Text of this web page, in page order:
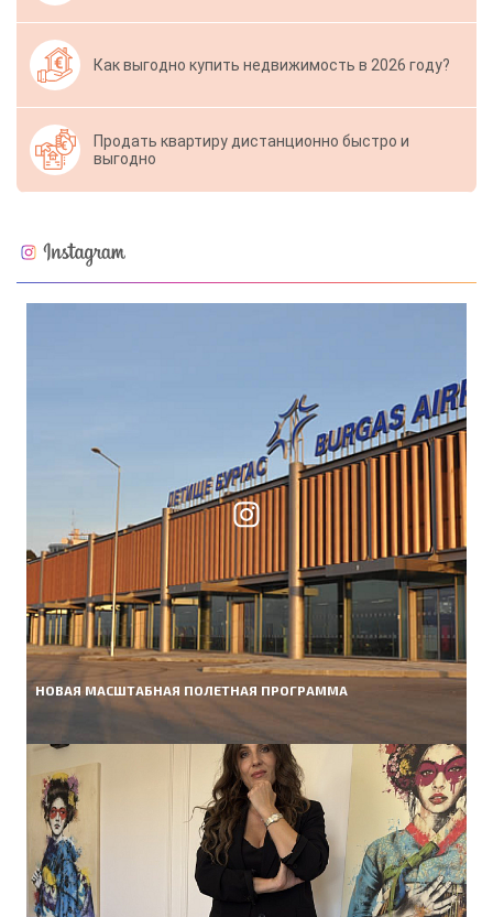
Как выгодно купить недвижимость в 2026 году?
Продать квартиру дистанционно быстро и
выгодно
НОВАЯ МАСШТАБНАЯ ПОЛЕТНАЯ ПРОГРАММА